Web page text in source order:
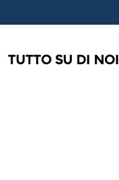
TUTTO SU DI NOI